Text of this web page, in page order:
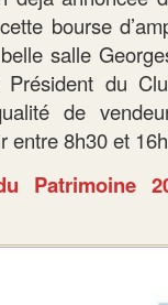
bourse
salle
du
de
entre 8h30 et
Patrimoine